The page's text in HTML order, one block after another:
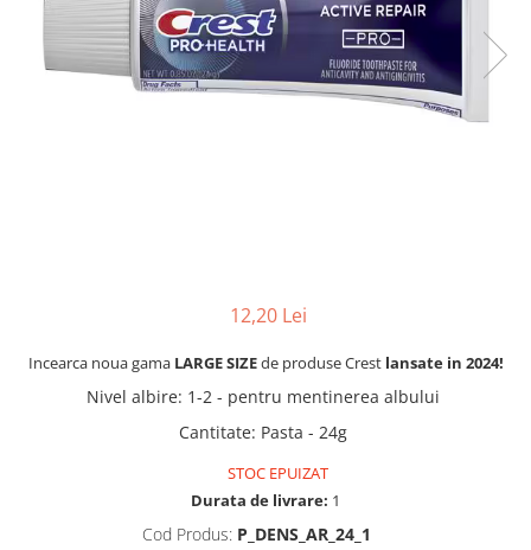
12,20 Lei
Incearca noua gama LARGE SIZEde produse Crest lansate in 2024!
Nivel albire: 1-2 - pentru mentinerea albului
Cantitate: Pasta - 24g
STOC EPUIZAT
Durata de livrare: 1
Cod Produs: P_DENS_AR_24_1